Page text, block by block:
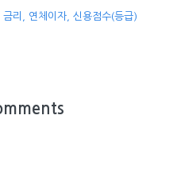
리, 연체이자, 신용점수(등급)